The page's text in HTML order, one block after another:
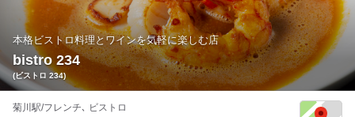
本格ビストロ料理とワインを気軽に楽しむ店
bistro 234
(ビストロ 234)
菊川駅/フレンチ､ ビストロ